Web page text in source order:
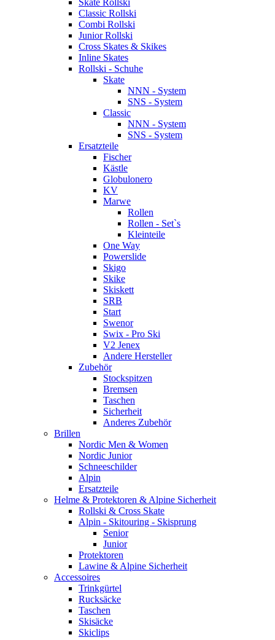
Skate Rollski
Classic Rollski
Combi Rollski
Junior Rollski
Cross Skates & Skikes
Inline Skates
Rollski - Schuhe
Skate
NNN - System
SNS - System
Classic
NNN - System
SNS - System
Ersatzteile
Fischer
Kästle
Globulonero
KV
Marwe
Rollen
Rollen - Set`s
Kleinteile
One Way
Powerslide
Skigo
Skike
Skiskett
SRB
Start
Swenor
Swix - Pro Ski
V2 Jenex
Andere Hersteller
Zubehör
Stockspitzen
Bremsen
Taschen
Sicherheit
Anderes Zubehör
Brillen
Nordic Men & Women
Nordic Junior
Schneeschilder
Alpin
Ersatzteile
Helme & Protektoren & Alpine Sicherheit
Rollski & Cross Skate
Alpin - Skitouring - Skisprung
Senior
Junior
Protektoren
Lawine & Alpine Sicherheit
Accessoires
Trinkgürtel
Rucksäcke
Taschen
Skisäcke
Skiclips